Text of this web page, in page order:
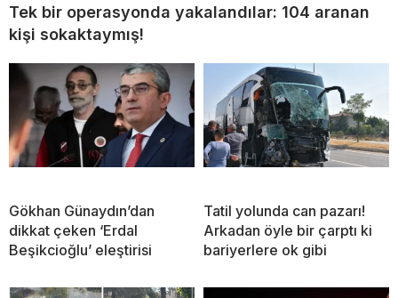
Tek bir operasyonda yakalandılar: 104 aranan
kişi sokaktaymış!
Gökhan Günaydın’dan
dikkat çeken ‘Erdal
Beşikcioğlu’ eleştirisi
Tatil yolunda can pazarı!
Arkadan öyle bir çarptı ki
bariyerlere ok gibi